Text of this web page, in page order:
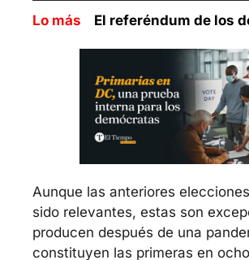
Lo más El referéndum de los
Aunque las anteriores
sido relevantes, estas son
producen después de una
constituyen las primeras en